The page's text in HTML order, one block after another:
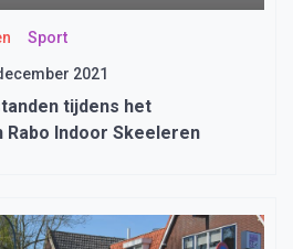
Sport
2021
tijdens het
Rabo Indoor Skeeleren